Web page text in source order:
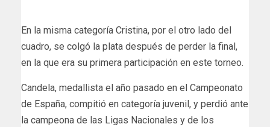
En la misma categoría Cristina, por el otro lado del
cuadro, se colgó la plata después de perder la final,
en la que era su primera participación en este torneo.
Candela, medallista el año pasado en el Campeonato
de España, compitió en categoría juvenil, y perdió ante
la campeona de las Ligas Nacionales y de los